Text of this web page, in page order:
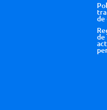
de
de